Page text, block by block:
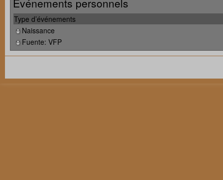
Événements personnels
Type d’événements
Naissance
Fuente: VFP